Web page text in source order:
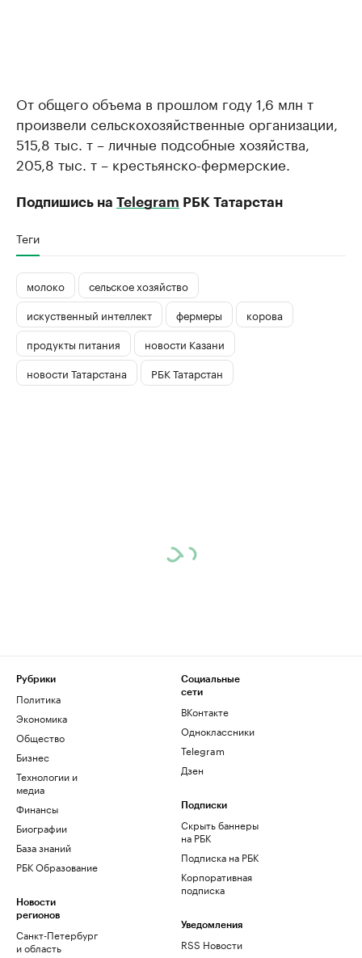
От общего объема в прошлом году 1,6 млн т
произвели сельскохозяйственные организации,
515,8 тыс. т – личные подсобные хозяйства,
205,8 тыс. т – крестьянско-фермерские.
Подпишись на Telegram РБК Татарстан
Теги
молоко
сельское хозяйство
искуственный интеллект
фермеры
корова
продукты питания
новости Казани
новости Татарстана
РБК Татарстан
Рубрики
Политика
Экономика
Общество
Бизнес
Технологии и
медиа
Финансы
Биографии
База знаний
РБК Образование
Новости
регионов
Санкт-Петербург
и область
Социальные
сети
ВКонтакте
Одноклассники
Telegram
Дзен
Подписки
Скрыть баннеры
на РБК
Подписка на РБК
Корпоративная
подписка
Уведомления
RSS Новости